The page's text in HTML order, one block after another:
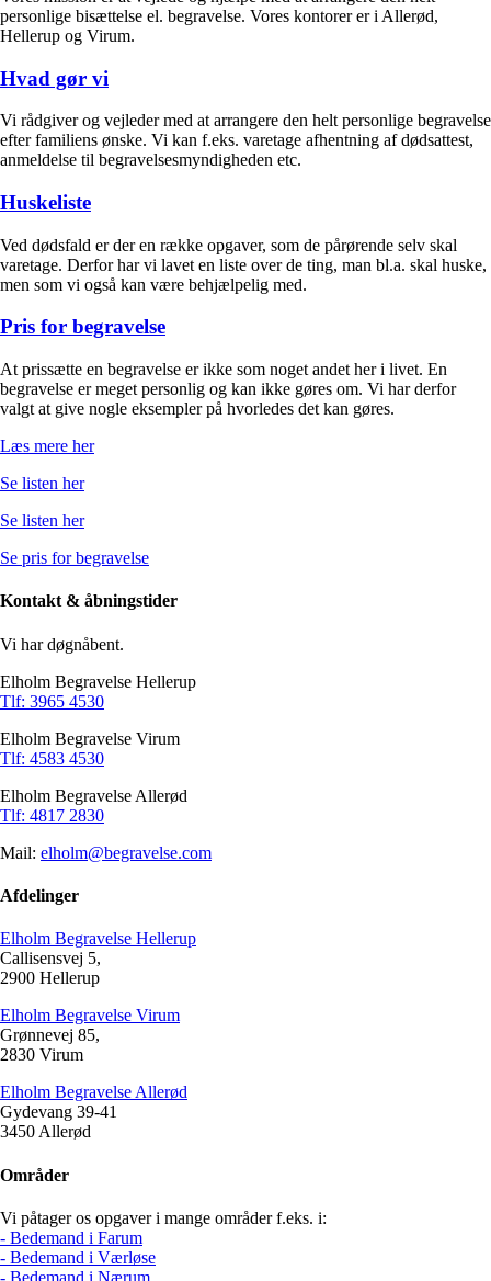
personlige bisættelse el. begravelse. Vores kontorer er i Allerød,
Hellerup og Virum.
Hvad gør vi
Vi rådgiver og vejleder med at arrangere den helt personlige begravelse
efter familiens ønske. Vi kan f.eks. varetage afhentning af dødsattest,
anmeldelse til begravelsesmyndigheden etc.
Huskeliste
Ved dødsfald er der en række opgaver, som de pårørende selv skal
varetage. Derfor har vi lavet en liste over de ting, man bl.a. skal huske,
men som vi også kan være behjælpelig med.
Pris for begravelse
At prissætte en begravelse er ikke som noget andet her i livet. En
begravelse er meget personlig og kan ikke gøres om. Vi har derfor
valgt at give nogle eksempler på hvorledes det kan gøres.
Læs mere her
Se listen her
Se listen her
Se pris for begravelse
Kontakt & åbningstider
Vi har døgnåbent.
Elholm Begravelse Hellerup
Tlf: 3965 4530
Elholm Begravelse Virum
Tlf: 4583 4530
Elholm Begravelse Allerød
Tlf: 4817 2830
Mail: elholm@begravelse.com
Afdelinger
Elholm Begravelse Hellerup
Callisensvej 5,
2900 Hellerup
Elholm Begravelse Virum
Grønnevej 85,
2830 Virum
Elholm Begravelse Allerød
Gydevang 39-41
3450 Allerød
Områder
Vi påtager os opgaver i mange områder f.eks. i:
- Bedemand i Farum
- Bedemand i Værløse
- Bedemand i Nærum